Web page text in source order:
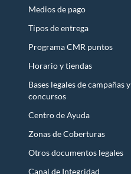
Medios de pago
Tipos de entrega
Programa CMR puntos
Horario y tiendas
Bases legales de campañas y
concursos
Centro de Ayuda
Zonas de Coberturas
Otros documentos legales
Canal de Integridad